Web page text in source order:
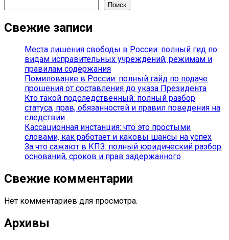
Поиск
Свежие записи
Места лишения свободы в России: полный гид по
видам исправительных учреждений, режимам и
правилам содержания
Помилование в России: полный гайд по подаче
прошения от составления до указа Президента
Кто такой подследственный: полный разбор
статуса, прав, обязанностей и правил поведения на
следствии
Кассационная инстанция: что это простыми
словами, как работает и каковы шансы на успех
За что сажают в КПЗ: полный юридический разбор
оснований, сроков и прав задержанного
Свежие комментарии
Нет комментариев для просмотра.
Архивы